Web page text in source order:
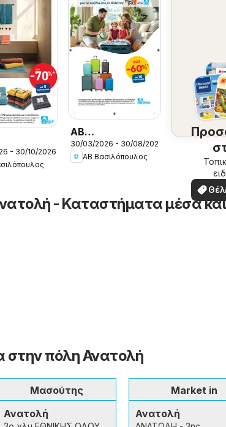
-
- 30/10/2026
ΑΒ
Βασιλόπουλος -
Φυλλάδιο French
30/03/2026 - 30/08/2026
ΑΒ Βασιλόπουλος
δω
- Καταστήματα μέσα και
πόλη Ανατολή
Μασούτης
Ανατολή
Market in
Ανατολή